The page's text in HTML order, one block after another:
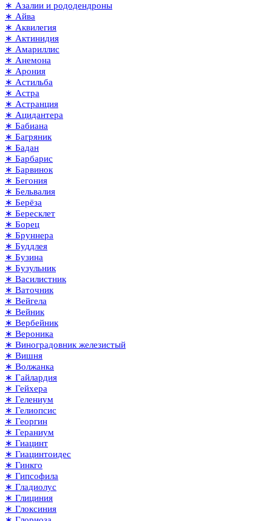
∗ Азалии и рододендроны
∗ Айва
∗ Аквилегия
∗ Актинидия
∗ Амариллис
∗ Анемона
∗ Арония
∗ Астильба
∗ Астра
∗ Астранция
∗ Ацидантера
∗ Бабиана
∗ Багряник
∗ Бадан
∗ Барбарис
∗ Барвинок
∗ Бегония
∗ Бельвалия
∗ Берёза
∗ Бересклет
∗ Борец
∗ Бруннера
∗ Буддлея
∗ Бузина
∗ Бузульник
∗ Василистник
∗ Ваточник
∗ Вейгела
∗ Вейник
∗ Вербейник
∗ Вероника
∗ Виноградовник железистый
∗ Вишня
∗ Волжанка
∗ Гайлардия
∗ Гейхера
∗ Гелениум
∗ Гелиопсис
∗ Георгин
∗ Гераниум
∗ Гиацинт
∗ Гиацинтоидес
∗ Гинкго
∗ Гипсофила
∗ Гладиолус
∗ Глициния
∗ Глоксиния